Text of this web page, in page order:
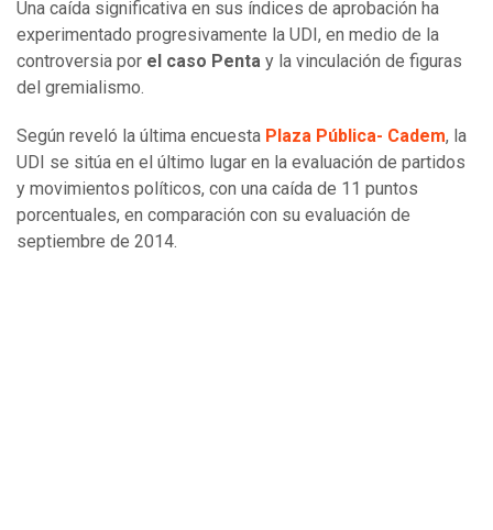
Una caída significativa en sus índices de aprobación ha
experimentado progresivamente la UDI, en medio de la
controversia por el caso Penta y la vinculación de figuras
del gremialismo.
Según reveló la última encuesta Plaza Pública- Cadem, la
UDI se sitúa en el último lugar en la evaluación de partidos
y movimientos políticos, con una caída de 11 puntos
porcentuales, en comparación con su evaluación de
septiembre de 2014.